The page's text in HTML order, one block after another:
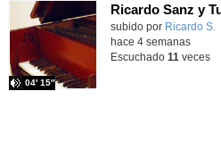
subido por Ricardo S.
04′ 15″
hace 4 semanas
Escuchado 11 veces